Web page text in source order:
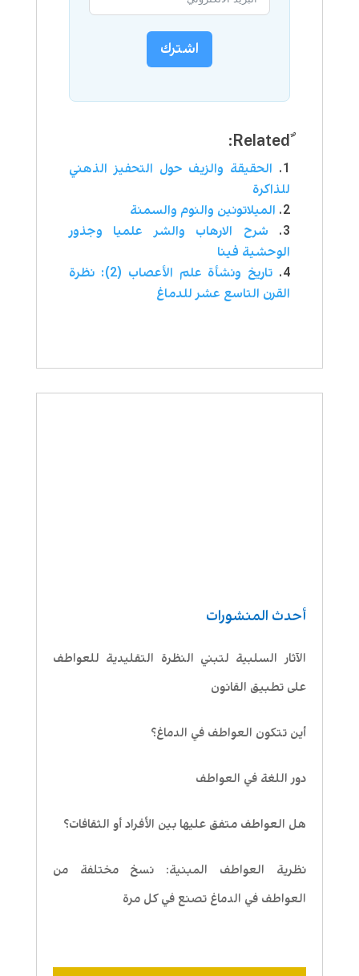
أحدث المنشورات
الآثار السلبية لتبني النظرة التقليدية للعواطف
على تطبيق القانون
أين تتكون العواطف في الدماغ؟
دور اللغة في العواطف
هل العواطف متفق عليها بين الأفراد أو الثقافات؟
نظرية العواطف المبنية: نسخ مختلفة من
العواطف في الدماغ تصنع في كل مرة
اشترك
ٌRelated:
الحقيقة والزيف حول التحفيز الذهني
للذاكرة
الميلاتونين والنوم والسمنة
شرح الارهاب والشر علميا وجذور
الوحشية فينا
تاريخ ونشأة علم الأعصاب (2): نظرة
القرن التاسع عشر للدماغ